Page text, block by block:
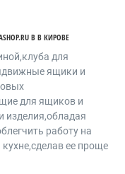
В В КИРОВЕ
для
ящики и
для ящиков и
изделия,обладая
работу на
ее проще